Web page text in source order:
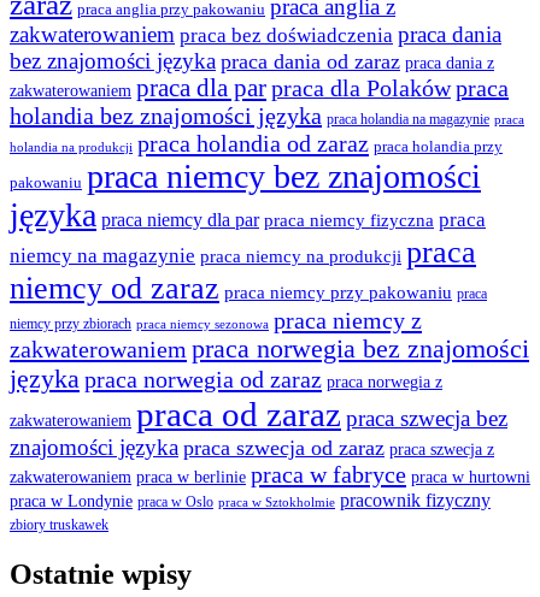
praca anglia przy pakowaniu praca anglia z
zakwaterowaniem praca bez doświadczenia praca dania
bez znajomości języka praca dania od zaraz praca dania z
zakwaterowaniem praca dla parpraca dla Polakówpraca
holandia bez znajomości języka praca holandia na magazynie praca
holandia na produkcji praca holandia od zaraz praca holandia przy
pakowaniu praca niemcy bez znajomości
języka praca niemcy dla par praca niemcy fizyczna praca
niemcy na magazynie praca niemcy na produkcji praca
niemcy od zaraz praca niemcy przy pakowaniu praca
niemcy przy zbiorach praca niemcy sezonowa praca niemcy z
zakwaterowaniem praca norwegia bez znajomości
języka praca norwegia od zaraz praca norwegia z
zakwaterowaniem praca od zaraz praca szwecja bez
znajomości języka praca szwecja od zaraz praca szwecja z
zakwaterowaniem praca w berlinie praca w fabryce praca w hurtowni
praca w Londynie praca w Oslo praca w Sztokholmie pracownik fizyczny
zbiory truskawek
Ostatnie wpisy